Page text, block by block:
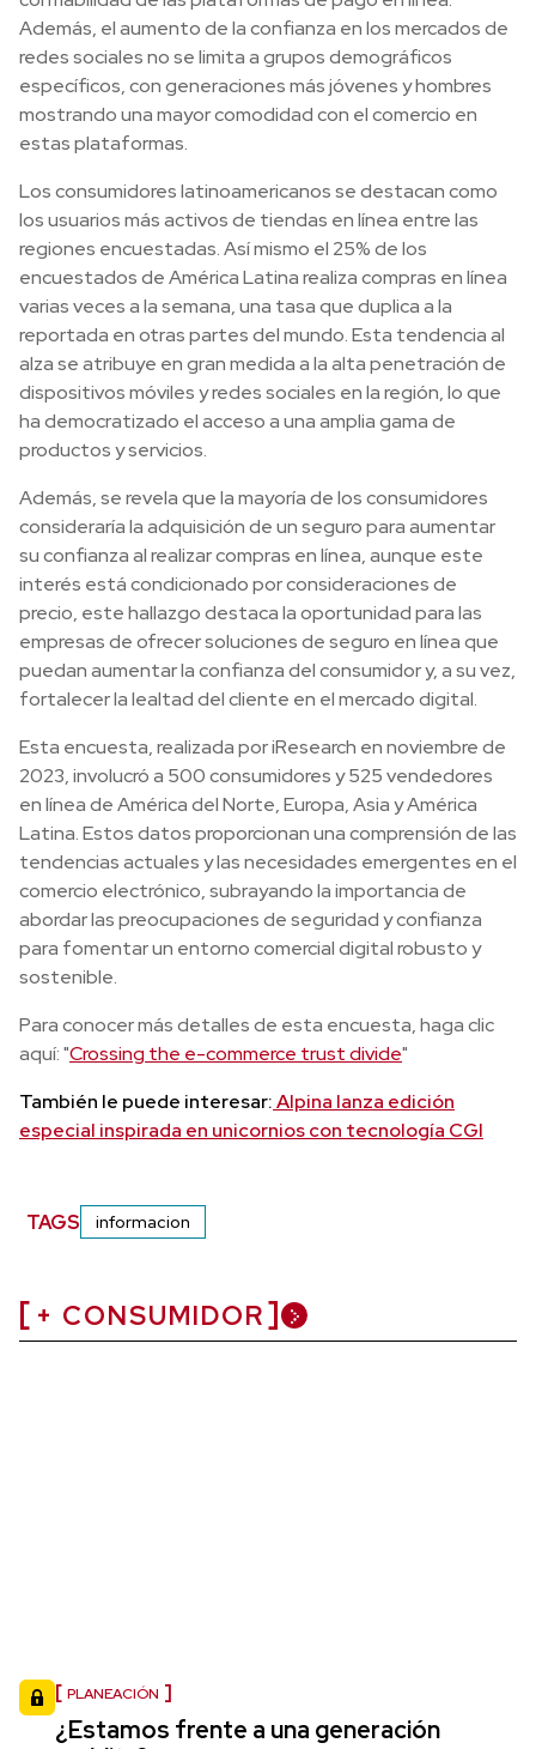
Además, el aumento de la confianza en los mercados de
redes sociales no se limita a grupos demográficos
específicos, con generaciones más jóvenes y hombres
mostrando una mayor comodidad con el comercio en
estas plataformas.
Los consumidores latinoamericanos se destacan como
los usuarios más activos de tiendas en línea entre las
regiones encuestadas. Así mismo el 25% de los
encuestados de América Latina realiza compras en línea
varias veces a la semana, una tasa que duplica a la
reportada en otras partes del mundo. Esta tendencia al
alza se atribuye en gran medida a la alta penetración de
dispositivos móviles y redes sociales en la región, lo que
ha democratizado el acceso a una amplia gama de
productos y servicios.
Además, se revela que la mayoría de los consumidores
consideraría la adquisición de un seguro para aumentar
su confianza al realizar compras en línea, aunque este
interés está condicionado por consideraciones de
precio, este hallazgo destaca la oportunidad para las
empresas de ofrecer soluciones de seguro en línea que
puedan aumentar la confianza del consumidor y, a su vez,
fortalecer la lealtad del cliente en el mercado digital.
Esta encuesta, realizada por iResearch en noviembre de
2023, involucró a 500 consumidores y 525 vendedores
en línea de América del Norte, Europa, Asia y América
Latina. Estos datos proporcionan una comprensión de las
tendencias actuales y las necesidades emergentes en el
comercio electrónico, subrayando la importancia de
abordar las preocupaciones de seguridad y confianza
para fomentar un entorno comercial digital robusto y
sostenible.
Para conocer más detalles de esta encuesta, haga clic
aquí: "Crossing the e-commerce trust divide"
También le puede interesar:Alpina lanza edición
especial inspirada en unicornios con tecnología CGI
TAGS informacion
+ CONSUMIDOR
PLANEACIÓN
¿Estamos frente a una generación